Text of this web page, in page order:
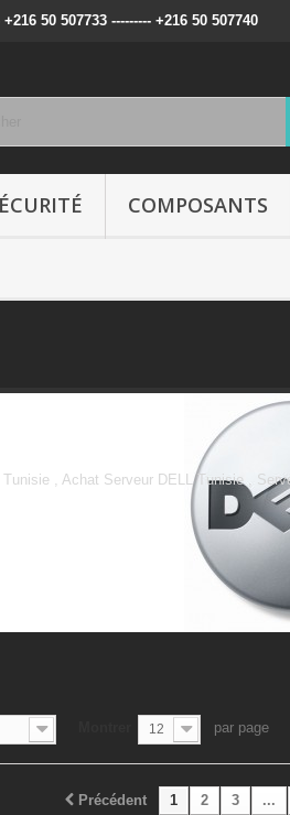
50 507733 --------- +216 50 507740
COMPOSANTS
, Achat Serveur DELL Tunisie ,
12 par page
Précédent 1 2 3 ...